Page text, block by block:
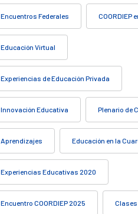
Encuentros Federales COORDIEP
Educación Virtual
Experiencias de Educación Privada
Innovación Educativa Plenario de
Aprendizajes Educación en la
Experiencias Educativas 2020
Encuentro COORDIEP 2025